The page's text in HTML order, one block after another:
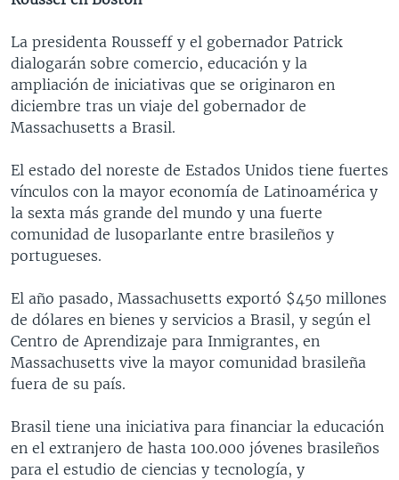
La presidenta Rousseff y el gobernador Patrick
dialogarán sobre comercio, educación y la
ampliación de iniciativas que se originaron en
diciembre tras un viaje del gobernador de
Massachusetts a Brasil.
El estado del noreste de Estados Unidos tiene fuertes
vínculos con la mayor economía de Latinoamérica y
la sexta más grande del mundo y una fuerte
comunidad de lusoparlante entre brasileños y
portugueses.
El año pasado, Massachusetts exportó $450 millones
de dólares en bienes y servicios a Brasil, y según el
Centro de Aprendizaje para Inmigrantes, en
Massachusetts vive la mayor comunidad brasileña
fuera de su país.
Brasil tiene una iniciativa para financiar la educación
en el extranjero de hasta 100.000 jóvenes brasileños
para el estudio de ciencias y tecnología, y